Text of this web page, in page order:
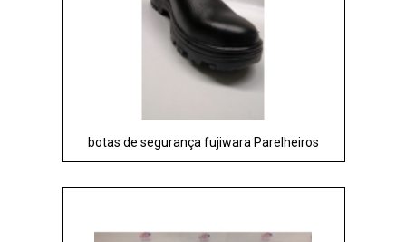
botas de segurança fujiwara Parelheiros